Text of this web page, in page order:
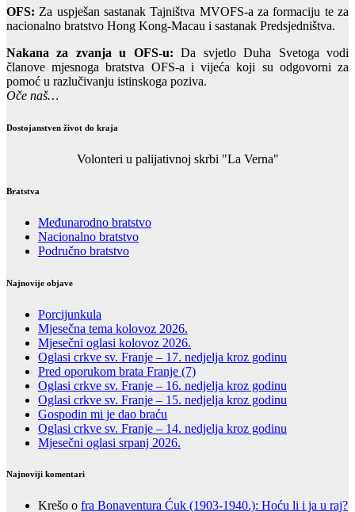
OFS: Za uspješan sastanak Tajništva MVOFS-a za formaciju te za
nacionalno bratstvo Hong Kong-Macau i sastanak Predsjedništva.
Nakana za zvanja u OFS-u: Da svjetlo Duha Svetoga vodi
članove mjesnoga bratstva OFS-a i vijeća koji su odgovorni za
pomoć u razlučivanju istinskoga poziva.
Oče naš…
Dostojanstven život do kraja
Volonteri u palijativnoj skrbi "La Verna"
Bratstva
Međunarodno bratstvo
Nacionalno bratstvo
Područno bratstvo
Najnovije objave
Porcijunkula
Mjesečna tema kolovoz 2026.
Mjesečni oglasi kolovoz 2026.
Oglasi crkve sv. Franje – 17. nedjelja kroz godinu
Pred oporukom brata Franje (7)
Oglasi crkve sv. Franje – 16. nedjelja kroz godinu
Oglasi crkve sv. Franje – 15. nedjelja kroz godinu
Gospodin mi je dao braću
Oglasi crkve sv. Franje – 14. nedjelja kroz godinu
Mjesečni oglasi srpanj 2026.
Najnoviji komentari
Krešo o fra Bonaventura Ćuk (1903-1940.): Hoću li i ja u raj?